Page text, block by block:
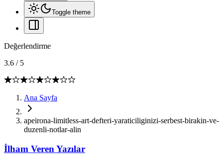
Toggle theme
Değerlendirme
3.6 / 5
Ana Sayfa
apeirona-limitless-art-defteri-yaraticiliginizi-serbest-birakin-ve-
duzenli-notlar-alin
İlham Veren Yazılar